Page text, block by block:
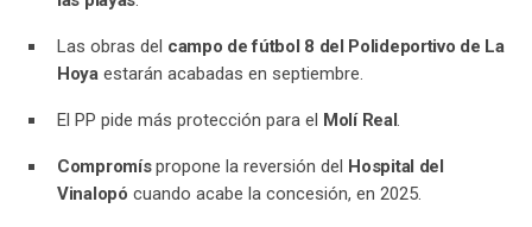
Las obras del campo de fútbol 8 del Polideportivo de La
Hoyaestarán acabadas en septiembre.
El PP pide más protección para el Molí Real
Compromíspropone la reversión del Hospital del
Vinalopó cuando acabe la concesión, en 2025.